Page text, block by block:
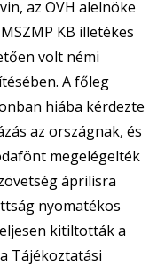
az OVH alelnöke
KB illetékes
volt némi
A főleg
hiába kérdezte
az országnak, és
megelégelték
áprilisra
nyomatékos
kitiltották a
Tájékoztatási